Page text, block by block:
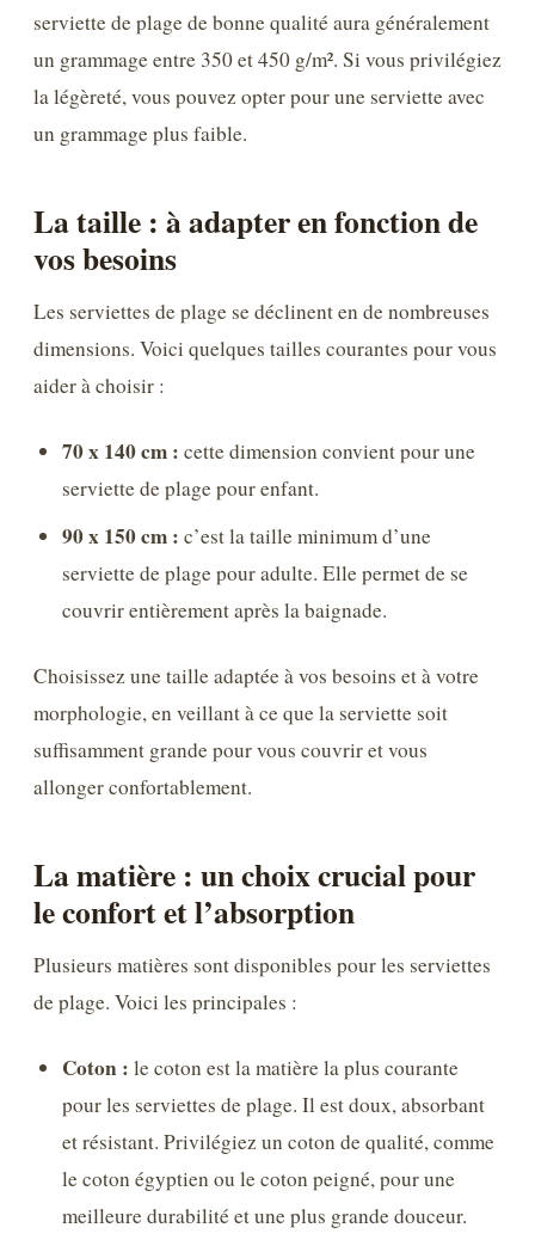
serviette de plage de bonne qualité aura généralement
un grammage entre 350 et 450 g/m². Si vous privilégiez
la légèreté, vous pouvez opter pour une serviette avec
un grammage plus faible.
La taille : à adapter en fonction de
vos besoins
Les serviettes de plage se déclinent en de nombreuses
dimensions. Voici quelques tailles courantes pour vous
aider à choisir :
70 x 140 cm : cette dimension convient pour une
serviette de plage pour enfant.
90 x 150 cm : c’est la taille minimum d’une
serviette de plage pour adulte. Elle permet de se
couvrir entièrement après la baignade.
Choisissez une taille adaptée à vos besoins et à votre
morphologie, en veillant à ce que la serviette soit
suffisamment grande pour vous couvrir et vous
allonger confortablement.
La matière : un choix crucial pour
le confort et l’absorption
Plusieurs matières sont disponibles pour les serviettes
de plage. Voici les principales :
Coton : le coton est la matière la plus courante
pour les serviettes de plage. Il est doux, absorbant
et résistant. Privilégiez un coton de qualité, comme
le coton égyptien ou le coton peigné, pour une
meilleure durabilité et une plus grande douceur.